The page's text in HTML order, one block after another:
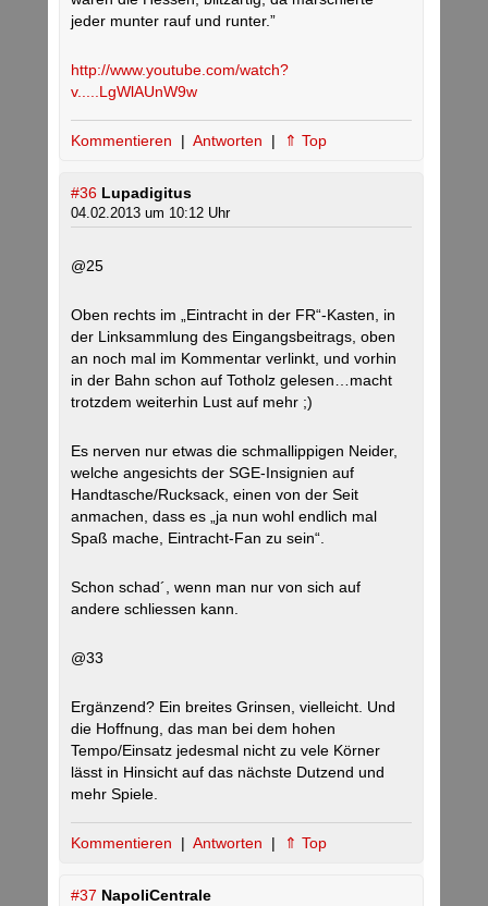
jeder munter rauf und runter.”
http://www.youtube.com/watch?
v.....LgWlAUnW9w
Kommentieren | Antworten | ⇑ Top
#36 Lupadigitus
04.02.2013 um 10:12 Uhr
@25
Oben rechts im „Eintracht in der FR“-Kasten, in
der Linksammlung des Eingangsbeitrags, oben
an noch mal im Kommentar verlinkt, und vorhin
in der Bahn schon auf Totholz gelesen…macht
trotzdem weiterhin Lust auf mehr ;)
Es nerven nur etwas die schmallippigen Neider,
welche angesichts der SGE-Insignien auf
Handtasche/Rucksack, einen von der Seit
anmachen, dass es „ja nun wohl endlich mal
Spaß mache, Eintracht-Fan zu sein“.
Schon schad´, wenn man nur von sich auf
andere schliessen kann.
@33
Ergänzend? Ein breites Grinsen, vielleicht. Und
die Hoffnung, das man bei dem hohen
Tempo/Einsatz jedesmal nicht zu vele Körner
lässt in Hinsicht auf das nächste Dutzend und
mehr Spiele.
Kommentieren | Antworten | ⇑ Top
#37 NapoliCentrale